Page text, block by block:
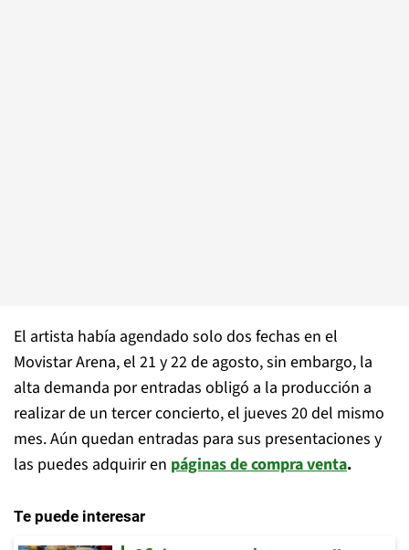
El artista había agendado solo dos fechas en el
Movistar Arena, el 21 y 22 de agosto, sin embargo, la
alta demanda por entradas obligó a la producción a
realizar de un tercer concierto, el jueves 20 del mismo
mes. Aún quedan entradas para sus presentaciones y
las puedes adquirir en páginas de compra venta.
Te puede interesar